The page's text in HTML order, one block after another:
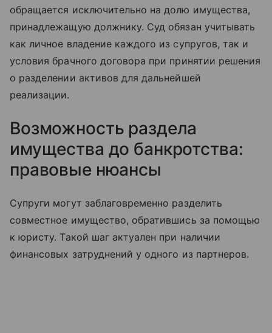
обращается исключительно на долю имущества,
принадлежащую должнику. Суд обязан учитывать
как личное владение каждого из супругов, так и
условия брачного договора при принятии решения
о разделении активов для дальнейшей
реализации.
Возможность раздела
имущества до банкротства:
правовые нюансы
Супруги могут заблаговременно разделить
совместное имущество, обратившись за помощью
к юристу. Такой шаг актуален при наличии
финансовых затруднений у одного из партнеров.